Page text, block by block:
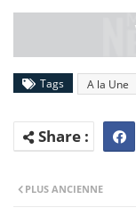
Tags A la Une
PLUS ANCIENNE